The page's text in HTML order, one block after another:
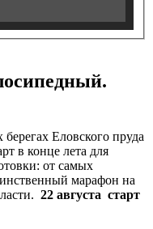
Еловского пруда
в конце лета для
от самых
марафон на
22 августа старт